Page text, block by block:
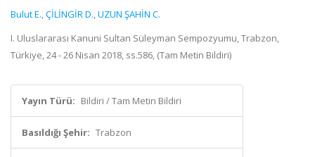
Bulut E.,ÇİLİNGİR D.,UZUN ŞAHİN C.
I. Uluslararası Kanuni Sultan Süleyman Sempozyumu, Trabzon,
Türkiye, 24 - 26 Nisan 2018, ss.586, (Tam Metin Bildiri)
Yayın Türü: Bildiri / Tam Metin Bildiri
Basıldığı Şehir: Trabzon